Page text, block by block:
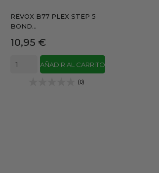
REVOX B77 PLEX STEP 5
BOND...
Precio
10,95 €
AÑADIR AL CARRITO
(0)